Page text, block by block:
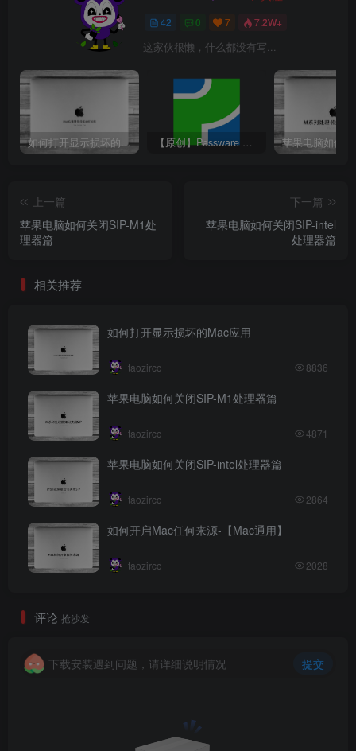
42 0 7 7.2W+
这家伙很懒，什么都没有写...
如何打开显示损坏的Mac应用 【原创】Passware Kit Forensic 2022 中文版（最强大的文件解密工具）
上一篇
苹果电脑如何关闭SIP-M1处
理器篇
下一篇
苹果电脑如何关闭SIP-intel
处理器篇
相关推荐
如何打开显示损坏的Mac应用
taozircc 8836
苹果电脑如何关闭SIP-M1处理器篇
taozircc 4871
苹果电脑如何关闭SIP-intel处理器篇
taozircc 2864
如何开启Mac任何来源-【Mac通用】
taozircc 2028
评论 抢沙发
下载安装遇到问题，请详细说明情况 提交